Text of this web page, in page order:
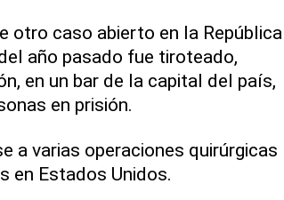
otro caso abierto en la República
año pasado fue tiroteado,
en un bar de la capital del país,
en prisión.
a varias operaciones quirúrgicas
en Estados Unidos.